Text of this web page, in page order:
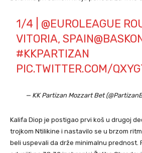
1/4 | @EUROLEAGUE
VITORIA, SPAIN
#KKPARTIZAN
PIC.TWITTER.COM/
— KK Partizan Mozzart Bet
Kalifa Diop je postigao prvi koš u drugoj
trojkom Ntilikine i nastavilo se u brzom
beli uspevali da drže minimalnu prednost.